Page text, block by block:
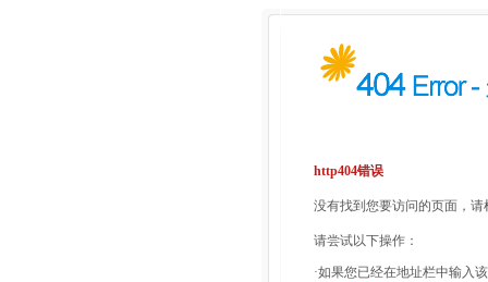
http404错误
没有找到您要访问的页面，
请尝试以下操作：
·如果您已经在地址栏中输入